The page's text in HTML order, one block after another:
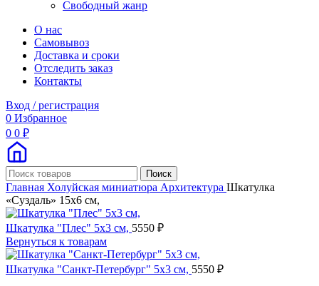
Свободный жанр
О нас
Самовывоз
Доставка и сроки
Отследить заказ
Контакты
Вход / регистрация
0 Избранное
0 0 ₽
Поиск
Главная Холуйская миниатюра Архитектура Шкатулка
«Суздаль» 15х6 см,
Шкатулка "Плес" 5х3 см, 5550 ₽
Вернуться к товарам
Шкатулка "Санкт-Петербург" 5х3 см, 5550 ₽